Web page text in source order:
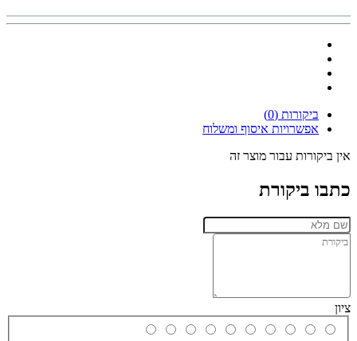
ביקורות (0)
אפשרויות איסוף ומשלוח
אין ביקורות עבור מוצר זה
כתבו ביקורת
ציון